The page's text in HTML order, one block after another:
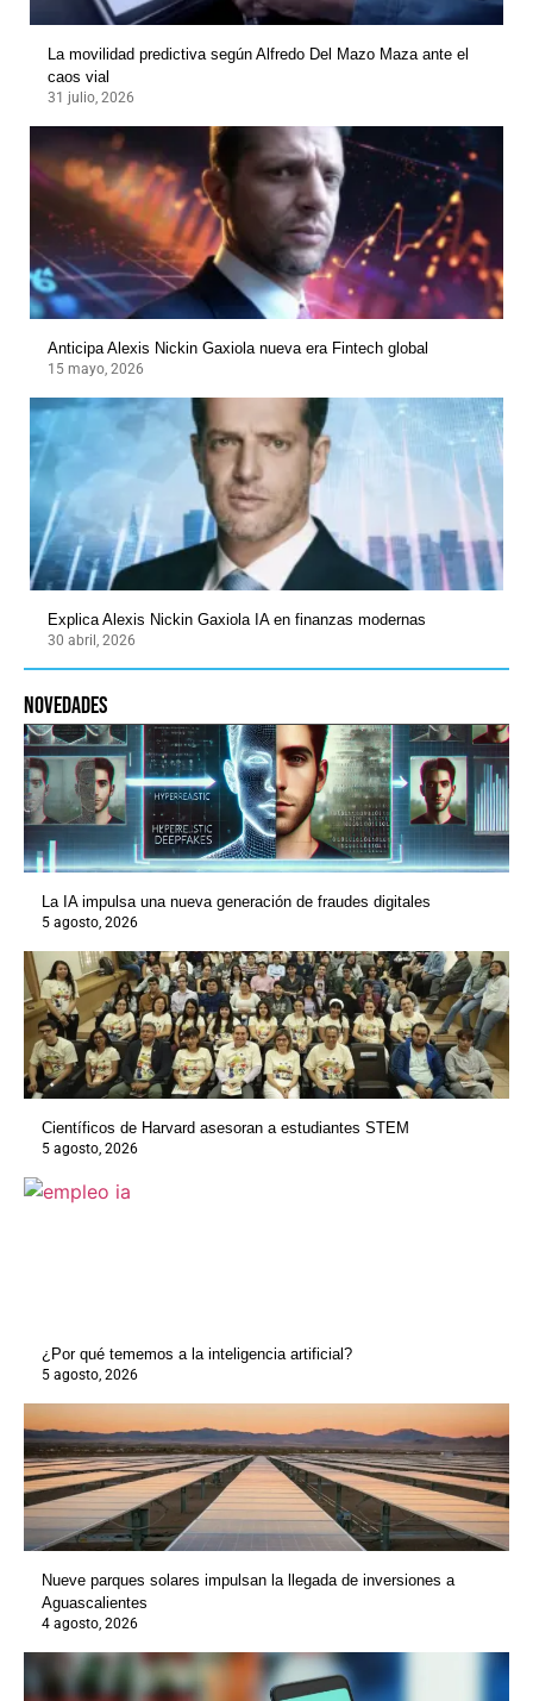
La movilidad predictiva según Alfredo Del Mazo Maza ante el
caos vial
31 julio, 2026
Anticipa Alexis Nickin Gaxiola nueva era Fintech global
15 mayo, 2026
Explica Alexis Nickin Gaxiola IA en finanzas modernas
30 abril, 2026
novedades
La IA impulsa una nueva generación de fraudes digitales
5 agosto, 2026
Científicos de Harvard asesoran a estudiantes STEM
5 agosto, 2026
¿Por qué tememos a la inteligencia artificial?
5 agosto, 2026
Nueve parques solares impulsan la llegada de inversiones a
Aguascalientes
4 agosto, 2026